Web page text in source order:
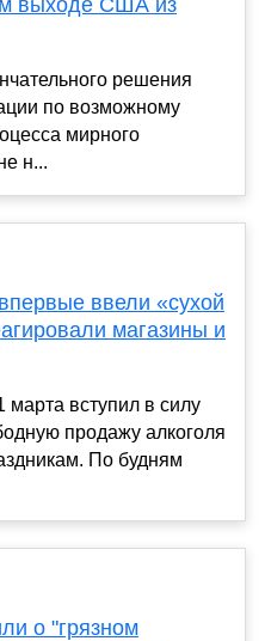
решения
по возможному
мирного
н...
ввели «сухой
магазины и
марта вступил в силу
продажу алкоголя
По будням
о "грязном